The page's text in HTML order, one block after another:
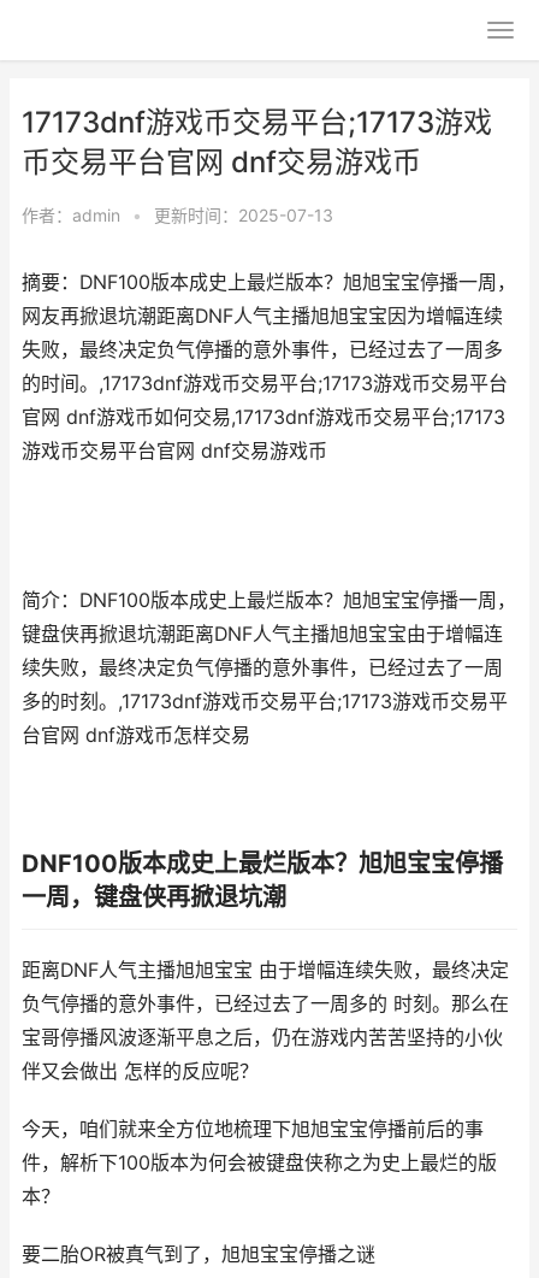
17173dnf游戏币交易平台;17173游戏
币交易平台官网 dnf交易游戏币
作者： admin • 更新时间：2025-07-13
摘要：DNF100版本成史上最烂版本？旭旭宝宝停播一周，
网友再掀退坑潮距离DNF人气主播旭旭宝宝因为增幅连续
失败，最终决定负气停播的意外事件，已经过去了一周多
的时间。,17173dnf游戏币交易平台;17173游戏币交易平台
官网 dnf游戏币如何交易,17173dnf游戏币交易平台;17173
游戏币交易平台官网 dnf交易游戏币
简介：DNF100版本成史上最烂版本？旭旭宝宝停播一周，
键盘侠再掀退坑潮距离DNF人气主播旭旭宝宝由于增幅连
续失败，最终决定负气停播的意外事件，已经过去了一周
多的时刻。,17173dnf游戏币交易平台;17173游戏币交易平
台官网 dnf游戏币怎样交易
DNF100版本成史上最烂版本？旭旭宝宝停播
一周，键盘侠再掀退坑潮
距离DNF人气主播旭旭宝宝 由于增幅连续失败，最终决定
负气停播的意外事件，已经过去了一周多的 时刻。那么在
宝哥停播风波逐渐平息之后，仍在游戏内苦苦坚持的小伙
伴又会做出 怎样的反应呢？
今天，咱们就来全方位地梳理下旭旭宝宝停播前后的事
件，解析下100版本为何会被键盘侠称之为史上最烂的版
本？
要二胎OR被真气到了，旭旭宝宝停播之谜